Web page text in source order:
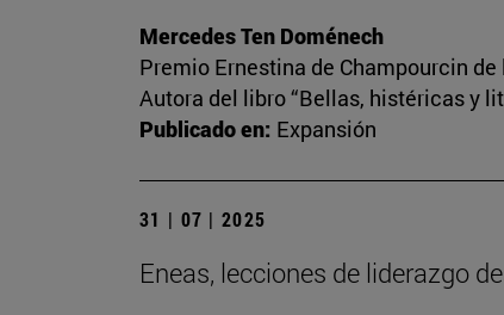
Mercedes Ten Doménech
Premio Ernestina de Champourcin
Autora del libro “Bellas, histéricas y
Publicado en: Expansión
31 | 07 | 2025
Eneas, lecciones de liderazgo